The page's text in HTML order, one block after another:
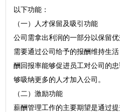
以下功能：
（一）人才保留及吸引功能
公司需拿出利润的一部分以保留
需要通过公司给予的报酬维持生
酬回报率能够促进员工对公司的
够吸纳更多的人才加入公司。
（二）激励功能
薪酬管理工作的主要期望是通过